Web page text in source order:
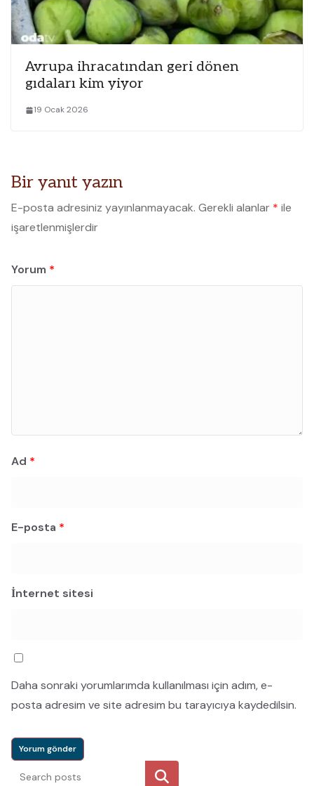
Avrupa ihracatından geri dönen
gıdaları kim yiyor
19 Ocak 2026
Bir yanıt yazın
E-posta adresiniz yayınlanmayacak. Gerekli alanlar * ile
işaretlenmişlerdir
Yorum *
Ad *
E-posta *
İnternet sitesi
Daha sonraki yorumlarımda kullanılması için adım, e-
posta adresim ve site adresim bu tarayıcıya kaydedilsin.
Ara